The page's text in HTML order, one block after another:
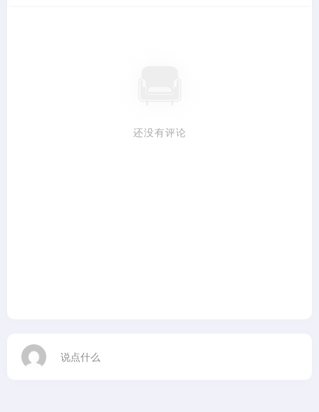
还没有评论
说点什么